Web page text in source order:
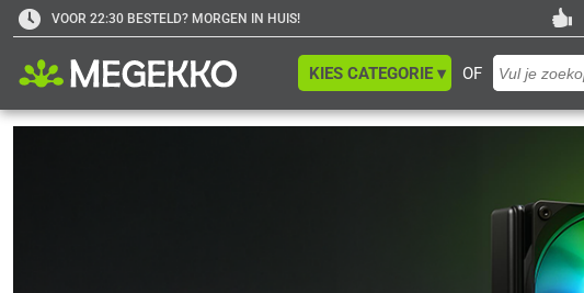
VOOR 22:30 BESTELD? MORGEN IN HUIS!
OF
KIES CATEGORIE ▾